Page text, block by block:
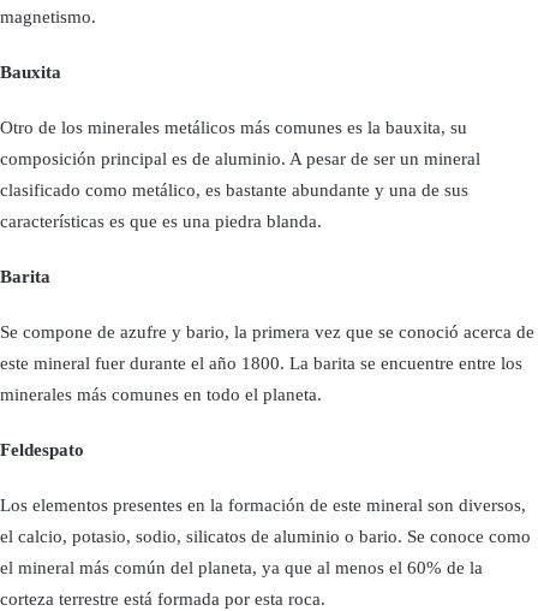
magnetismo.
Bauxita
Otro de los minerales metálicos más comunes es la bauxita, su
composición principal es de aluminio. A pesar de ser un mineral
clasificado como metálico, es bastante abundante y una de sus
características es que es una piedra blanda.
Barita
Se compone de azufre y bario, la primera vez que se conoció acerca de
este mineral fuer durante el año 1800. La barita se encuentre entre los
minerales más comunes en todo el planeta.
Feldespato
Los elementos presentes en la formación de este mineral son diversos,
el calcio, potasio, sodio, silicatos de aluminio o bario. Se conoce como
el mineral más común del planeta, ya que al menos el 60% de la
corteza terrestre está formada por esta roca.